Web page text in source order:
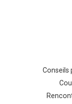
Conseils